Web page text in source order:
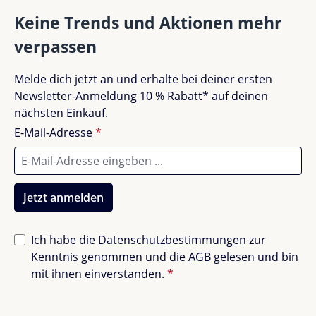
Akzeptierbar (0)
Unbefriedigend (0) 0%
Bewerte dieses Produkt!
Teile deine Erfahrungen mit anderen Kunden.
Bewertungen nur in der aktuellen Sprache anzeigen.
Keine Trends und Aktionen mehr
verpassen
Melde dich jetzt an und erhalte bei deiner ersten
Newsletter-Anmeldung 10 % Rabatt* auf deinen
nächsten Einkauf.
E-Mail-Adresse*
Jetzt anmelden
Ich habe die Datenschutzbestimmungen zur
Kenntnis genommen und dieAGB gelesen und bin
mit ihnen einverstanden. *